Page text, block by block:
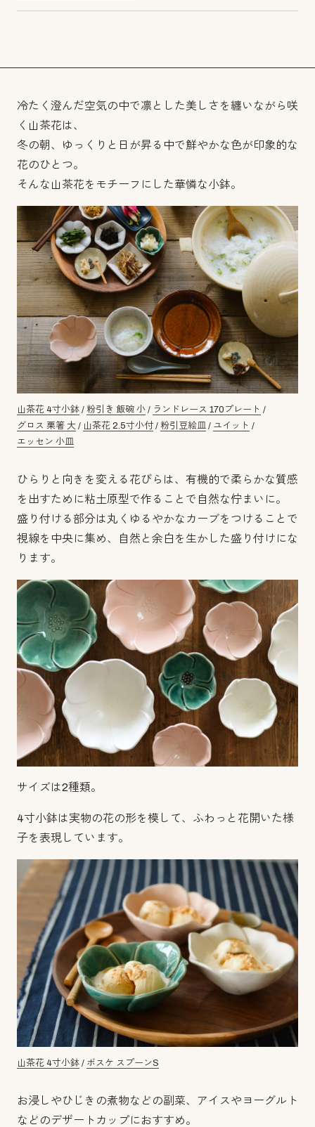
冷たく澄んだ空気の中で凛とした美しさを纏いながら咲
く山茶花は、
冬の朝、ゆっくりと日が昇る中で鮮やかな色が印象的な
花のひとつ。
そんな山茶花をモチーフにした華憐な小鉢。
山茶花 4寸小鉢 / 粉引き 飯碗 小 / ランドレース 170プレート /
グロス 栗箸 大 / 山茶花 2.5寸小付 / 粉引豆絵皿 / ユイット /
エッセン 小皿
ひらりと向きを変える花びらは、有機的で柔らかな質感
を出すために粘土原型で作ることで自然な佇まいに。
盛り付ける部分は丸くゆるやかなカーブをつけることで
視線を中央に集め、自然と余白を生かした盛り付けにな
ります。
サイズは2種類。
4寸小鉢は実物の花の形を模して、ふわっと花開いた様
子を表現しています。
山茶花 4寸小鉢 / ボスケ スプーンS
お浸しやひじきの煮物などの副菜、アイスやヨーグルト
などのデザートカップにおすすめ。